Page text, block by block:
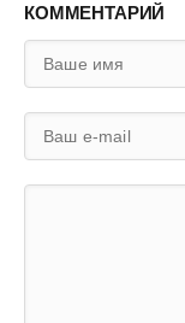
КОММЕНТАРИЙ